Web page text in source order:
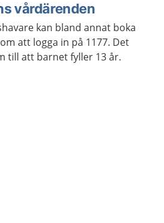
vårdärenden
kan bland annat boka
att logga in på 1177. Det
till att barnet fyller 13 år.